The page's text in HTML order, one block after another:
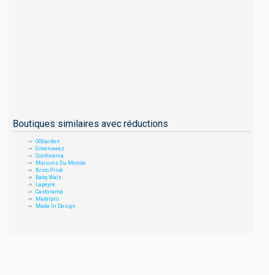
Boutiques similaires avec réductions
OOGarden
Greenweez
Conforama
Maisons Du Monde
Brico Privé
Baby Walz
Lapeyre
Castorama
Matelpro
Made In Design